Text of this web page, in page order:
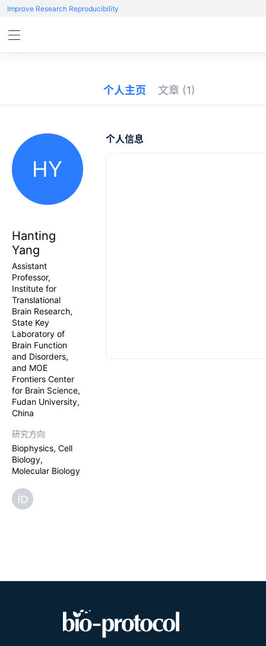
Improve Research Reproducibility
个人主页 文章 (1)
HY
Hanting
Yang
Assistant
Professor,
Institute for
Translational
Brain Research,
State Key
Laboratory of
Brain Function
and Disorders,
and MOE
Frontiers Center
for Brain Science,
Fudan University,
China
研究方向
Biophysics, Cell
Biology,
Molecular Biology
个人信息